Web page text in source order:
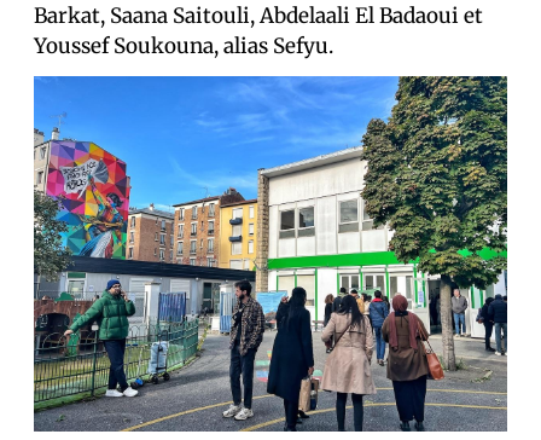
Barkat, Saana Saitouli, Abdelaali El Badaoui et
Youssef Soukouna, alias Sefyu.